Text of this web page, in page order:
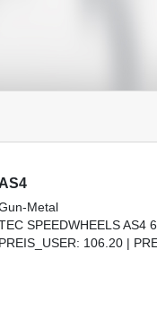
AS4
Metal
SPEEDWHEELS AS4
PREIS_USER: 106.20 |